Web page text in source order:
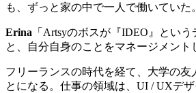
も、ずっと家の中で一人で働いていた
Erina 「 Artsyのボスが『IDEO 』とい
と、自分自身のことをマネージメン
フリーランスの時代を経て、大学の
とになる。仕事の領域は、 UI / UXデ